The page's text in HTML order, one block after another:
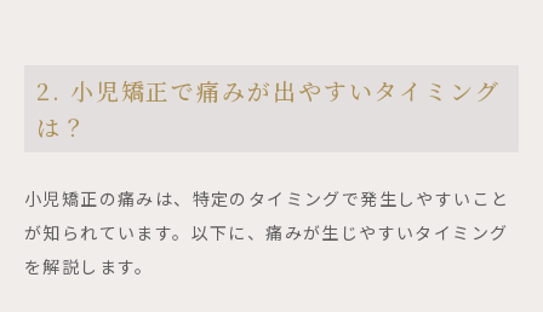
2. 小児矯正で痛みが出やすいタイミング
は？
小児矯正の痛みは、特定のタイミングで発生しやすいこと
が知られています。以下に、痛みが生じやすいタイミング
を解説します。